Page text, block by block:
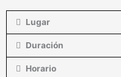
Lugar
Duración
Horario